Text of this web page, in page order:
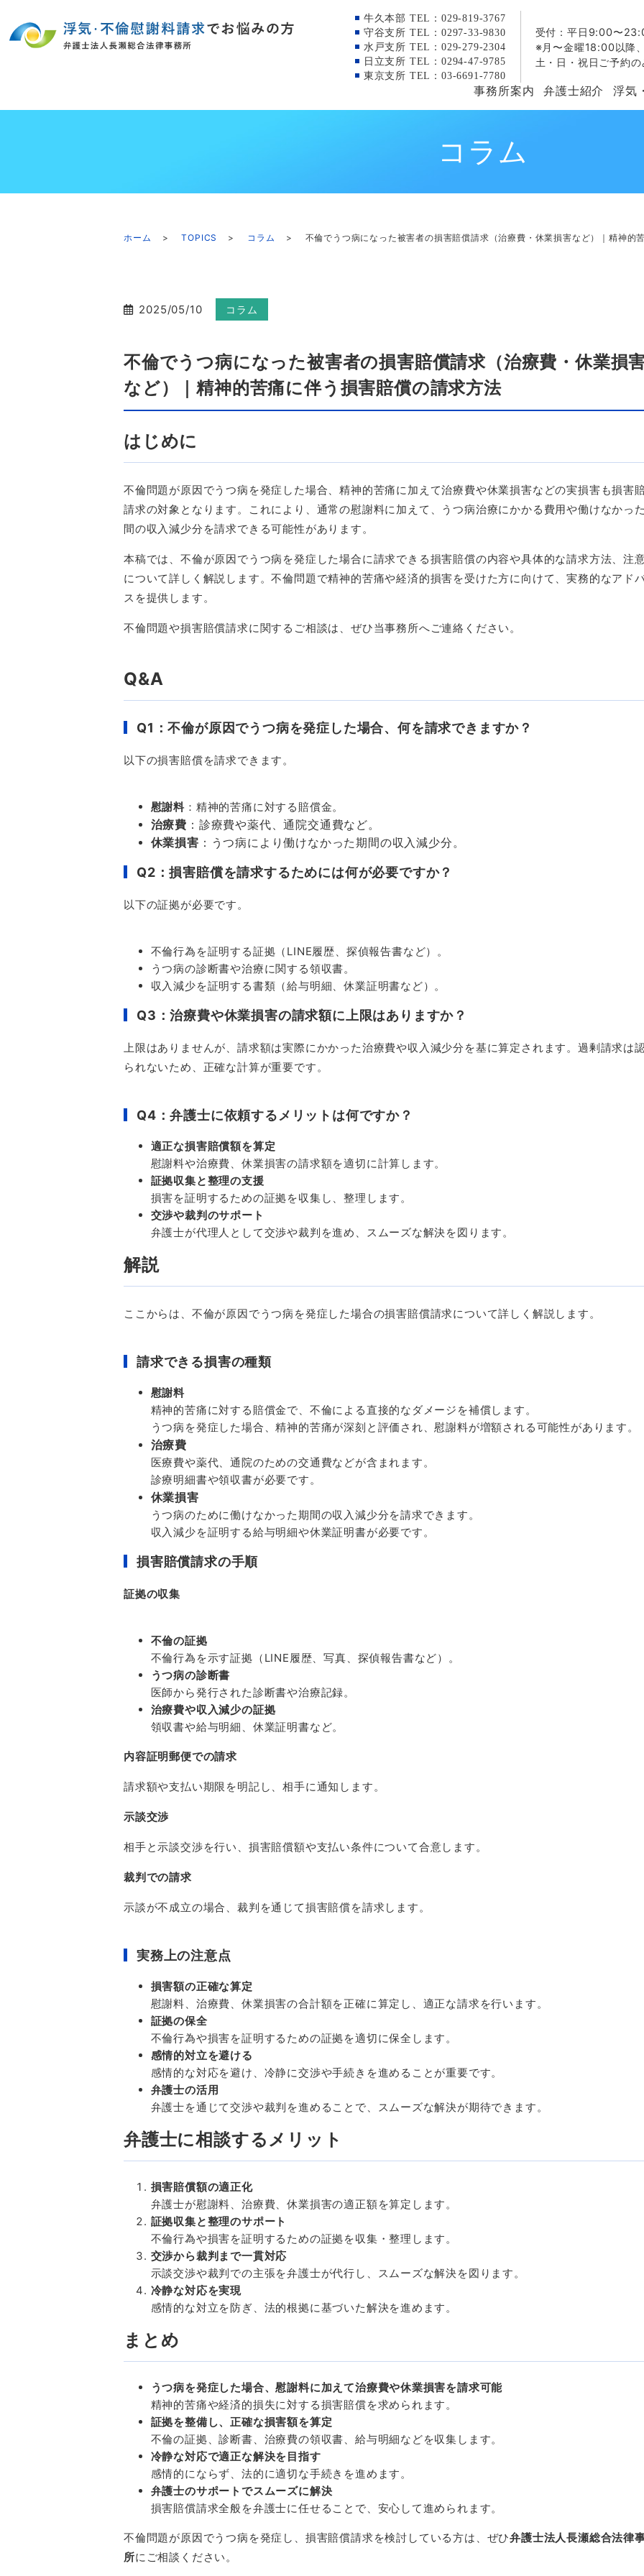
事務所案内 弁護士紹介 浮気
牛久本部 TEL：029-819-3767
守谷支所 TEL：0297-33-9830
水戸支所 TEL：029-279-2304
日立支所 TEL：0294-47-9785
東京支所 TEL：03-6691-7780
受付：平日9:00〜
※月〜金曜18:00以降
土・日・祝日ご予約
コラム
ホーム TOPICS コラム 不倫でうつ病になった被害者の損害賠償請求（治療費・休業損害など）｜精神的
2025/05/10 コラム
不倫でうつ病になった被害者の損害賠償請求（治療費・休業損
など）｜精神的苦痛に伴う損害賠償の請求方法
はじめに
不倫問題が原因でうつ病を発症した場合、精神的苦痛に加えて治療費や休業損害などの実損害も損害
請求の対象となります。これにより、通常の慰謝料に加えて、うつ病治療にかかる費用や働けなかっ
間の収入減少分を請求できる可能性があります。
本稿では、不倫が原因でうつ病を発症した場合に請求できる損害賠償の内容や具体的な請求方法、注
について詳しく解説します。不倫問題で精神的苦痛や経済的損害を受けた方に向けて、実務的なアド
スを提供します。
不倫問題や損害賠償請求に関するご相談は、ぜひ当事務所へご連絡ください。
Q&A
Q1：不倫が原因でうつ病を発症した場合、何を請求できますか？
以下の損害賠償を請求できます。
慰謝料 ：精神的苦痛に対する賠償金。
治療費 ：診療費や薬代、通院交通費など。
休業損害 ：うつ病により働けなかった期間の収入減少分。
Q2：損害賠償を請求するためには何が必要ですか？
以下の証拠が必要です。
不倫行為を証明する証拠（ LINE履歴、探偵報告書など）。
うつ病の診断書や治療に関する領収書。
収入減少を証明する書類（給与明細、休業証明書など）。
Q3：治療費や休業損害の請求額に上限はありますか？
上限はありませんが、請求額は実際にかかった治療費や収入減少分を基に算定されます。過剰請求は
られないため、正確な計算が重要です。
Q4：弁護士に依頼するメリットは何ですか？
適正な損害賠償額を算定
慰謝料や治療費、休業損害の請求額を適切に計算します。
証拠収集と整理の支援
損害を証明するための証拠を収集し、整理します。
交渉や裁判のサポート
弁護士が代理人として交渉や裁判を進め、スムーズな解決を図ります。
解説
ここからは、不倫が原因でうつ病を発症した場合の損害賠償請求について詳しく解説します。
請求できる損害の種類
慰謝料
精神的苦痛に対する賠償金で、不倫による直接的なダメージを補償します。
うつ病を発症した場合、精神的苦痛が深刻と評価され、慰謝料が増額される可能性があります。
治療費
医療費や薬代、通院のための交通費などが含まれます。
診療明細書や領収書が必要です。
休業損害
うつ病のために働けなかった期間の収入減少分を請求できます。
収入減少を証明する給与明細や休業証明書が必要です。
損害賠償請求の手順
証拠の収集
不倫の証拠
不倫行為を示す証拠（ LINE履歴、写真、探偵報告書など）。
うつ病の診断書
医師から発行された診断書や治療記録。
治療費や収入減少の証拠
領収書や給与明細、休業証明書など。
内容証明郵便での請求
請求額や支払い期限を明記し、相手に通知します。
示談交渉
相手と示談交渉を行い、損害賠償額や支払い条件について合意します。
裁判での請求
示談が不成立の場合、裁判を通じて損害賠償を請求します。
実務上の注意点
損害額の正確な算定
慰謝料、治療費、休業損害の合計額を正確に算定し、適正な請求を行います。
証拠の保全
不倫行為や損害を証明するための証拠を適切に保全します。
感情的対立を避ける
感情的な対応を避け、冷静に交渉や手続きを進めることが重要です。
弁護士の活用
弁護士を通じて交渉や裁判を進めることで、スムーズな解決が期待できます。
弁護士に相談するメリット
損害賠償額の適正化
弁護士が慰謝料、治療費、休業損害の適正額を算定します。
証拠収集と整理のサポート
不倫行為や損害を証明するための証拠を収集・整理します。
交渉から裁判まで一貫対応
示談交渉や裁判での主張を弁護士が代行し、スムーズな解決を図ります。
冷静な対応を実現
感情的な対立を防ぎ、法的根拠に基づいた解決を進めます。
まとめ
うつ病を発症した場合、慰謝料に加えて治療費や休業損害を請求可能
精神的苦痛や経済的損失に対する損害賠償を求められます。
証拠を整備し、正確な損害額を算定
不倫の証拠、診断書、治療費の領収書、給与明細などを収集します。
冷静な対応で適正な解決を目指す
感情的にならず、法的に適切な手続きを進めます。
弁護士のサポートでスムーズに解決
損害賠償請求全般を弁護士に任せることで、安心して進められます。
不倫問題が原因でうつ病を発症し、損害賠償請求を検討している方は、ぜひ弁護士法人長瀬総合法律
所にご相談ください。